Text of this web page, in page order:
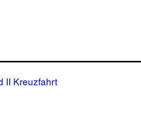
II Kreuzfahrt